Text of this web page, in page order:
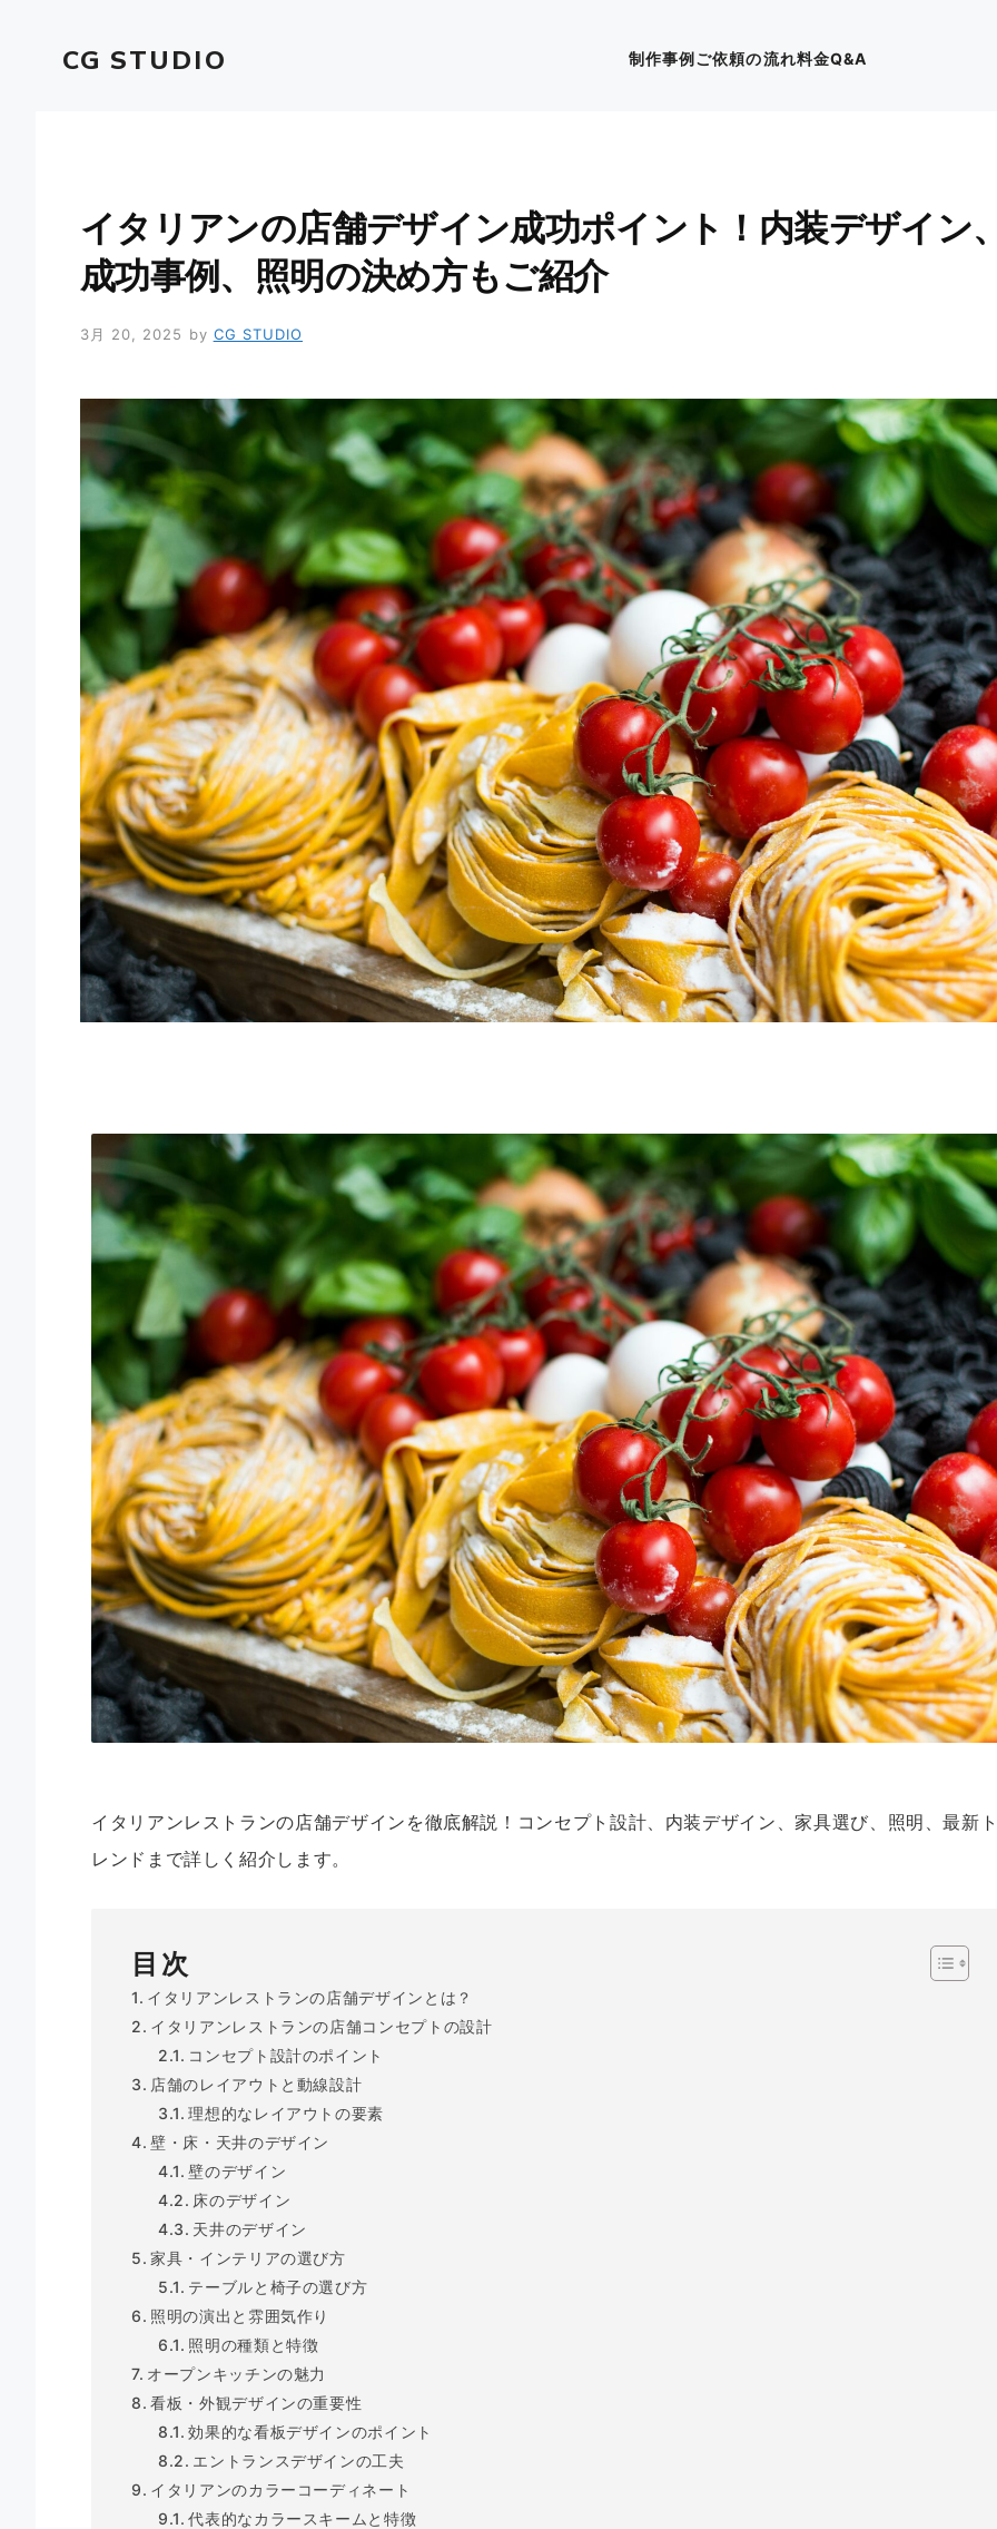
CG STUDIO 制作事例ご依頼の流れ料金Q&A
イタリアンの店舗デザイン成功ポイント！内装デザイン
成功事例、照明の決め方もご紹介
3月 20, 2025 by CG STUDIO
イタリアンレストランの店舗デザインを徹底解説！コンセプト設計、内装デザイン、家具選び、照明、最新
レンドまで詳しく紹介します。
目次
イタリアンレストランの店舗デザインとは？
イタリアンレストランの店舗コンセプトの設計
コンセプト設計のポイント
店舗のレイアウトと動線設計
理想的なレイアウトの要素
壁・床・天井のデザイン
壁のデザイン
床のデザイン
天井のデザイン
家具・インテリアの選び方
テーブルと椅子の選び方
照明の演出と雰囲気作り
照明の種類と特徴
オープンキッチンの魅力
看板・外観デザインの重要性
効果的な看板デザインのポイント
エントランスデザインの工夫
イタリアンのカラーコーディネート
代表的なカラースキームと特徴